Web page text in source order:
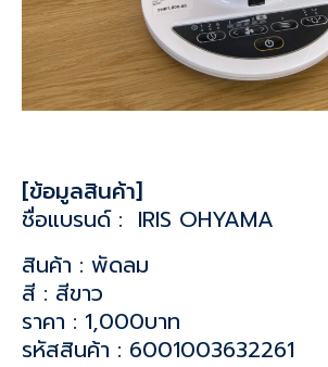
[ข้อมูลสินค้า]
ชื่อแบรนด์ : IRIS OHYAMA
สินค้า : พัดลม
สี : สีขาว
ราคา : 1,000บาท
รหัสสินค้า : 6001003632261